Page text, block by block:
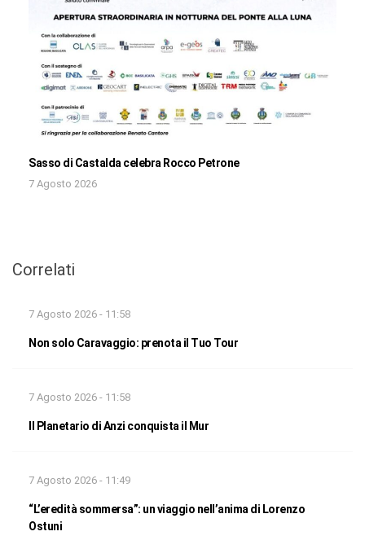
Sasso di Castalda celebra Rocco Petrone
7 Agosto 2026
Correlati
7 Agosto 2026 - 11:58
Non solo Caravaggio: prenota il Tuo Tour
7 Agosto 2026 - 11:58
Il Planetario di Anzi conquista il Mur
7 Agosto 2026 - 11:49
“L’eredità sommersa”: un viaggio nell’anima di Lorenzo
Ostuni